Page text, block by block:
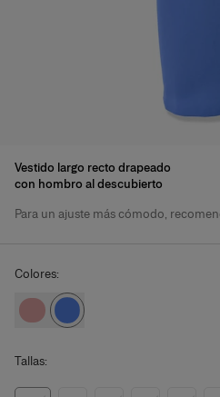
Vestido largo recto drapeado
con hombro al descubierto
Detalles del producto
Para un ajuste más cómodo,
Colores:
Tallas: